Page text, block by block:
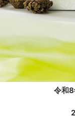
令和